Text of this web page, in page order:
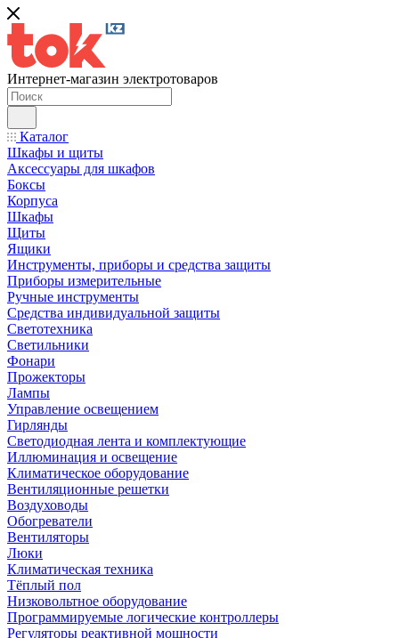
Интернет-магазин электротоваров
Каталог
Шкафы и щиты
Аксессуары для шкафов
Боксы
Корпуса
Шкафы
Щиты
Ящики
Инструменты, приборы и средства защиты
Приборы измерительные
Ручные инструменты
Средства индивидуальной защиты
Светотехника
Светильники
Фонари
Прожекторы
Лампы
Управление освещением
Гирлянды
Светодиодная лента и комплектующие
Иллюминация и освещение
Климатическое оборудование
Вентиляционные решетки
Воздуховоды
Обогреватели
Вентиляторы
Люки
Климатическая техника
Тёплый пол
Низковольтное оборудование
Программируемые логические контроллеры
Регуляторы реактивной мощности